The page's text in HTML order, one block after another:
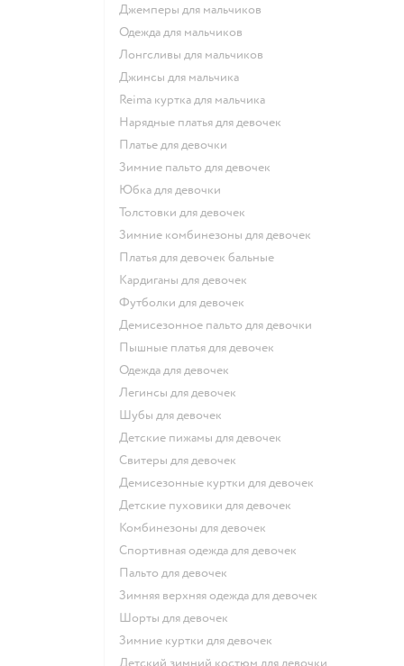
Джемперы для мальчиков
Одежда для мальчиков
Лонгсливы для мальчиков
Джинсы для мальчика
Reima куртка для мальчика
Нарядные платья для девочек
Платье для девочки
Зимние пальто для девочек
Юбка для девочки
Толстовки для девочек
Зимние комбинезоны для девочек
Платья для девочек бальные
Кардиганы для девочек
Футболки для девочек
Демисезонное пальто для девочки
Пышные платья для девочек
Одежда для девочек
Легинсы для девочек
Шубы для девочек
Детские пижамы для девочек
Свитеры для девочек
Демисезонные куртки для девочек
Детские пуховики для девочек
Комбинезоны для девочек
Спортивная одежда для девочек
Пальто для девочек
Зимняя верхняя одежда для девочек
Шорты для девочек
Зимние куртки для девочек
Детский зимний костюм для девочки